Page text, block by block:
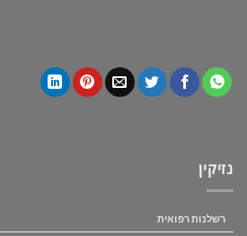
נזיקין
רשלנות רפואית